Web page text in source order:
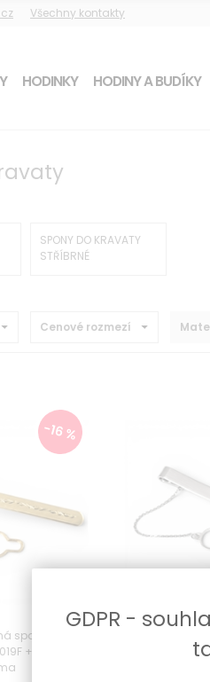
Všechny kontakty
HODINKY HODINY A BUDÍKY
SPONY DO KRAVATY
STŘÍBRNÉ
Cenové rozmezí
-16 %
spona na
+ dárek
STRSK018F
GDPR -